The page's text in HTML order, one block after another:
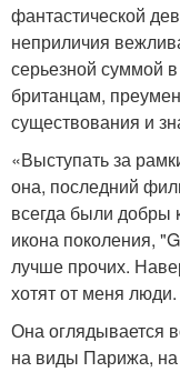
фантастической
неприличия
серьезной суммой
британцам,
существования и
«Выступать за
она, последний
всегда были добры
икона поколения,
лучше прочих.
хотят от меня люди.
Она оглядывается
на виды Парижа,